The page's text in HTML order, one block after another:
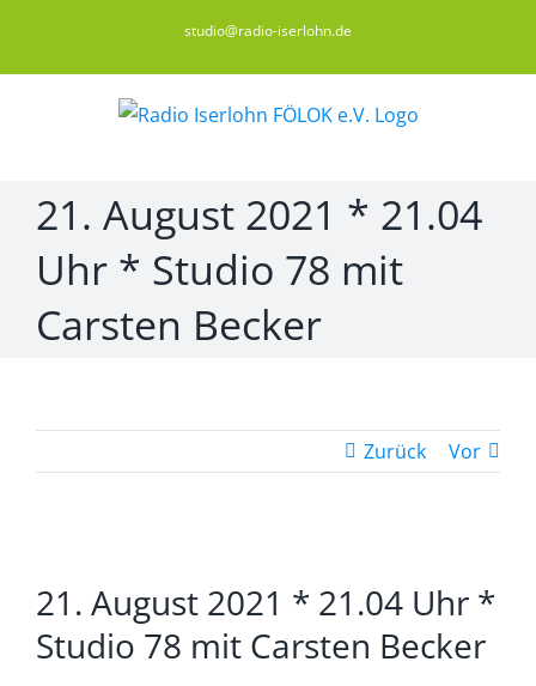
springen
studio@radio-iserlohn.de
21. August 2021 * 21.04
Uhr * Studio 78 mit
Carsten Becker
Zurück Vor
grösseres
21. August 2021 * 21.04 Uhr *
Studio 78 mit Carsten Becker